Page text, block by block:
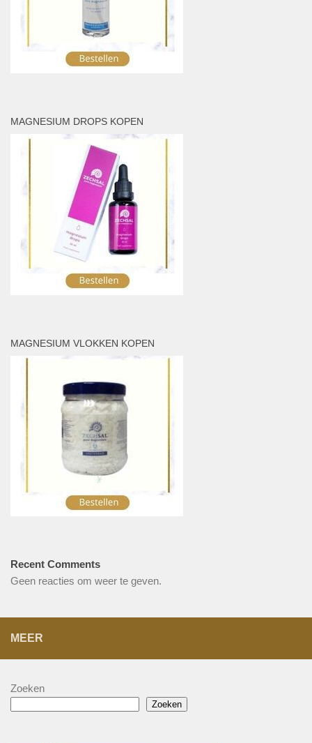
MAGNESIUM DROPS KOPEN
MAGNESIUM VLOKKEN KOPEN
Recent Comments
Geen reacties om weer te geven.
MEER
Zoeken
Zoeken